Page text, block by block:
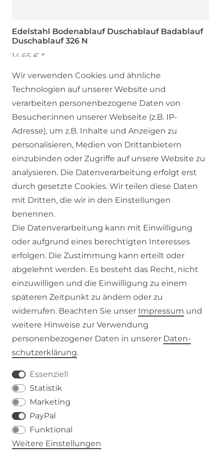
Edelstahl Bodenablauf Duschablauf Badablauf
Duschablauf 326 N
14,65 € *
SERVICE
KONTAKT
ZAHLUNG & VERSAND
WIDERRUFSFORMULAR
RECHTLICHES
WIDERRUFSRECHT
IMPRESSUM
DATENSCHUTZERKLÄRUNG
037207-995665
info@kern-holz.com
Wir verwenden Cookies und ähnliche
Technologien auf unserer Website und
verarbeiten personenbezogene Daten von
Besucher:innen unserer Webseite (z.B. IP-
Adresse), um z.B. Inhalte und Anzeigen zu
personalisieren, Medien von Drittanbietern
einzubinden oder Zugriffe auf unsere Website zu
analysieren. Die Datenverarbeitung erfolgt erst
durch gesetzte Cookies. Wir teilen diese Daten
mit Dritten, die wir in den Einstellungen
benennen.
Die Datenverarbeitung kann mit Einwilligung
oder aufgrund eines berechtigten Interesses
erfolgen. Die Zustimmung kann erteilt oder
abgelehnt werden. Es besteht das Recht, nicht
einzuwilligen und die Einwilligung zu einem
späteren Zeitpunkt zu ändern oder zu
widerrufen. Beachten Sie unser Impressum und
weitere Hinweise zur Verwendung
personenbezogener Daten in unserer Daten­
schutz­erklärung.
Essenziell
Statistik
Marketing
PayPal
Funktional
Weitere Einstellungen